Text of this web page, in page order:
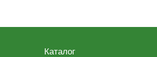
Каталог